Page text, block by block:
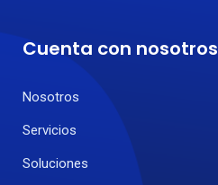
Cuenta con nosotros
Nosotros
Servicios
Soluciones